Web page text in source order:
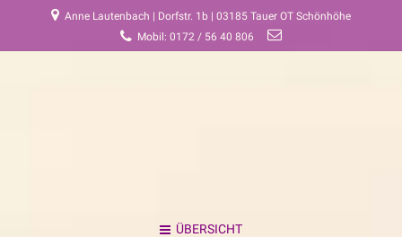
Anne Lautenbach | Dorfstr. 1b | 03185 Tauer OT Schönhöhe
Mobil: 0172 / 56 40 806
ÜBERSICHT